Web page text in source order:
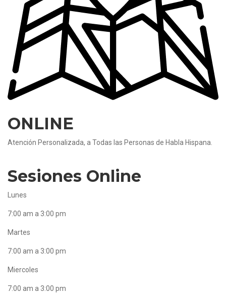
ONLINE
Atención Personalizada, a Todas las Personas de Habla Hispana.
Sesiones Online
Lunes
7:00 am a 3:00 pm
Martes
7:00 am a 3:00 pm
Miercoles
7:00 am a 3:00 pm